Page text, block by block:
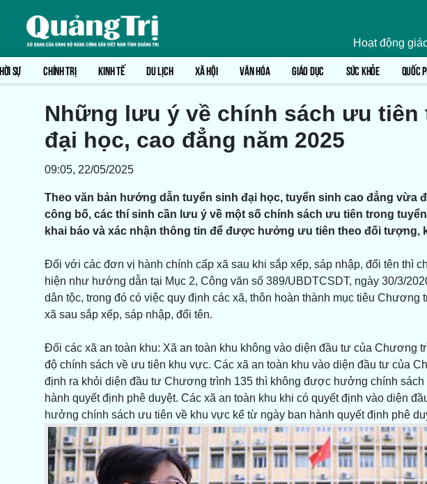
Hoạt động
SỰ CHÍNH TRỊ KINH TẾ DU LỊCH XÃ HỘI VĂN HÓA GIÁO DỤC SỨC KHỎE QUỐC
Những lưu ý về chính sách ưu tiên
đại học, cao đẳng năm 2025
09:05, 22/05/2025
Theo văn bản hướng dẫn tuyển sinh đại học, tuyển sinh cao đẳng vừa
công bố, các thí sinh cần lưu ý về một số chính sách ưu tiên trong
khai báo và xác nhận thông tin để được hưởng ưu tiên theo đối tượng,
Đối với các đơn vị hành chính cấp xã sau khi sắp xếp, sáp nhập, đổi tên thì
hiện như hướng dẫn tại Mục 2, Công văn số 389/UBDTCSDT, ngày 30/3/
dân tộc, trong đó có việc quy định các xã, thôn hoàn thành mục tiêu Chương
xã sau sắp xếp, sáp nhập, đổi tên.
Đối các xã an toàn khu: Xã an toàn khu không vào diện đầu tư của Chương
độ chính sách về ưu tiên khu vực. Các xã an toàn khu vào diện đầu tư của
định ra khỏi diện đầu tư Chương trình 135 thì không được hưởng chính
hành quyết định phê duyệt. Các xã an toàn khu khi có quyết định vào diện
hưởng chính sách ưu tiên về khu vực kể từ ngày ban hành quyết định phê